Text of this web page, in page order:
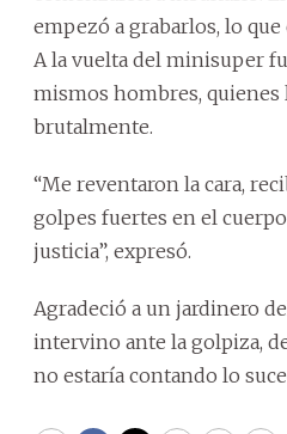
empezó a grabarlos, lo
A la vuelta del minisuper
mismos hombres, quienes
brutalmente.
“Me reventaron la cara,
golpes fuertes en el
justicia”, expresó.
Agradeció a un jardinero
intervino ante la golpiza,
no estaría contando lo